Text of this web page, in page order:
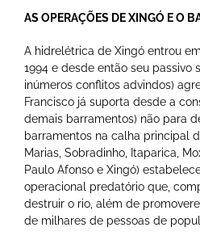
AS OPERAÇÕES DE XINGÓ E O
A hidrelétrica de Xingó entrou
1994 e desde então seu passivo
inúmeros conflitos advindos)
Francisco já suporta desde a
demais barramentos) não para
barramentos na calha principal
Marias, Sobradinho, Itaparica,
Paulo Afonso e Xingó)
operacional predatório que,
destruir o rio, além de
de milhares de pessoas de